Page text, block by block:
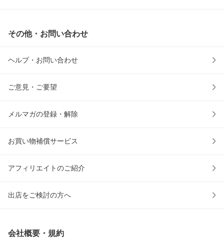
その他・お問い合わせ
ヘルプ・お問い合わせ
ご意見・ご要望
メルマガの登録・解除
お買い物補償サービス
アフィリエイトのご紹介
出店をご検討の方へ
会社概要・規約